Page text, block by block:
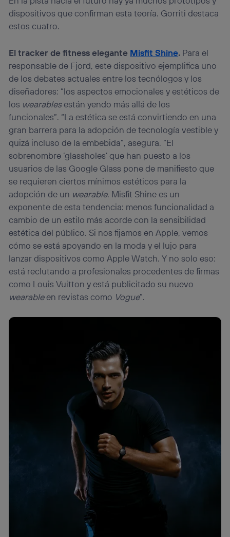
dispositivos que confirman esta teoría. Gorriti destaca
estos cuatro.
El tracker de fitness elegante Misfit Shine. Para el
responsable de Fjord, este dispositivo ejemplifica uno
de los debates actuales entre los tecnólogos y los
diseñadores: “los aspectos emocionales y estéticos de
los wearablesestán yendo más allá de los
funcionales”. “La estética se está convirtiendo en una
gran barrera para la adopción de tecnología vestible y
quizá incluso de la embebida”, asegura. “El
sobrenombre ‘glassholes’ que han puesto a los
usuarios de las Google Glass pone de manifiesto que
se requieren ciertos mínimos estéticos para la
adopción de un wearable. Misfit Shine es un
exponente de esta tendencia: menos funcionalidad a
cambio de un estilo más acorde con la sensibilidad
estética del público. Si nos fijamos en Apple, vemos
cómo se está apoyando en la moda y el lujo para
lanzar dispositivos como Apple Watch. Y no solo eso:
está reclutando a profesionales procedentes de firmas
como Louis Vuitton y está publicitado su nuevo
wearableen revistas como Vogue”.